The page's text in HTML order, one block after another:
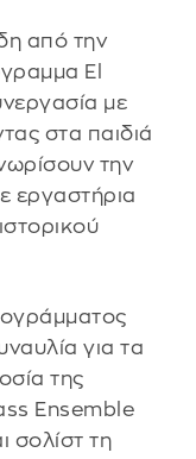
από την
El
με
στα παιδιά
την
εργαστήρια
για τα
της
Ensemble
σολίστ τη